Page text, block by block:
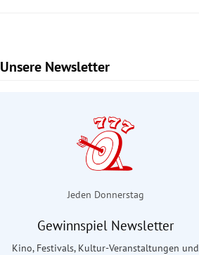
Unsere Newsletter
Slide 1 von 6
Jeden Donnerstag
Gewinnspiel Newsletter
Kino, Festivals, Kultur-Veranstaltungen und